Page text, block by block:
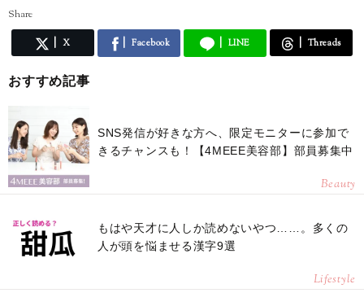
Share
X Facebook LINE Threads
おすすめ記事
SNS発信が好きな方へ、限定モニターに参加で
きるチャンスも！【4MEEE美容部】部員募集中
Beauty
もはや天才に人しか読めないやつ……。多くの
人が頭を悩ませる漢字9選
Lifestyle